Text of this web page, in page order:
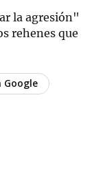
la agresión"
rehenes que
Google